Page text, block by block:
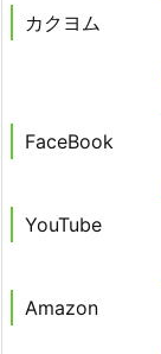
カクヨム
FaceBook
YouTube
Amazon